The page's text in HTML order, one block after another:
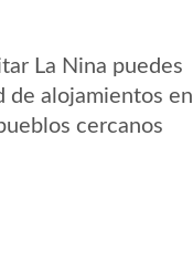
La Nina puedes
de alojamientos en
cercanos